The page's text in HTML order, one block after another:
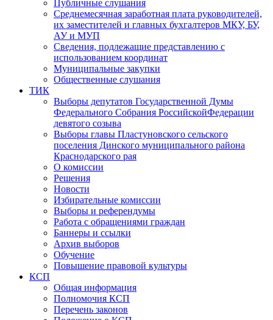
Публичные слушания
Среднемесячная заработная плата руководителей,
их заместителей и главных бухгалтеров МКУ, БУ,
АУ и МУП
Сведения, подлежащие представлению с
использованием координат
Муниципальные закупки
Общественные слушания
ТИК
Выборы депутатов Государственной Думы
Федерального Собрания РоссийскойФедерации
девятого созыва
Выборы главы Пластуновского сельского
поселения Динского муниципального района
Краснодарского рая
О комиссии
Решения
Новости
Избирательные комиссии
Выборы и референдумы
Работа с обращениями граждан
Баннеры и ссылки
Архив выборов
Обучение
Повышение правовой культуры
КСП
Общая информация
Полномочия КСП
Перечень законов